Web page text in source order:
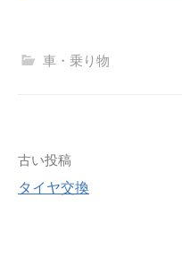
車・乗り物
投
稿
古い投稿
タイヤ交換